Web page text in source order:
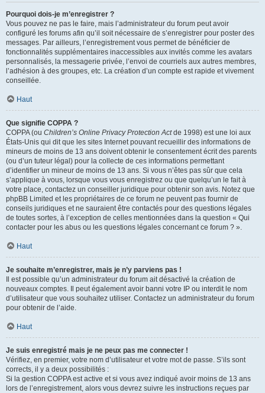
Pourquoi dois-je m’enregistrer ?
Vous pouvez ne pas le faire, mais l’administrateur du forum peut avoir
configuré les forums afin qu’il soit nécessaire de s’enregistrer pour poster des
messages. Par ailleurs, l’enregistrement vous permet de bénéficier de
fonctionnalités supplémentaires inaccessibles aux invités comme les avatars
personnalisés, la messagerie privée, l’envoi de courriels aux autres membres,
l’adhésion à des groupes, etc. La création d’un compte est rapide et vivement
conseillée.
Haut
Que signifie COPPA ?
COPPA (ou Children’s Online Privacy Protection Actde 1998) est une loi aux
États-Unis qui dit que les sites Internet pouvant recueillir des informations de
mineurs de moins de 13 ans doivent obtenir le consentement écrit des parents
(ou d’un tuteur légal) pour la collecte de ces informations permettant
d’identifier un mineur de moins de 13 ans. Si vous n’êtes pas sûr que cela
s’applique à vous, lorsque vous vous enregistrez ou que quelqu’un le fait à
votre place, contactez un conseiller juridique pour obtenir son avis. Notez que
phpBB Limited et les propriétaires de ce forum ne peuvent pas fournir de
conseils juridiques et ne sauraient être contactés pour des questions légales
de toutes sortes, à l’exception de celles mentionnées dans la question « Qui
contacter pour les abus ou les questions légales concernant ce forum ? ».
Haut
Je souhaite m’enregistrer, mais je n’y parviens pas !
Il est possible qu’un administrateur du forum ait désactivé la création de
nouveaux comptes. Il peut également avoir banni votre IP ou interdit le nom
d’utilisateur que vous souhaitez utiliser. Contactez un administrateur du forum
pour obtenir de l’aide.
Haut
Je suis enregistré mais je ne peux pas me connecter !
Vérifiez, en premier, votre nom d’utilisateur et votre mot de passe. S’ils sont
corrects, il y a deux possibilités :
Si la gestion COPPA est active et si vous avez indiqué avoir moins de 13 ans
lors de l’enregistrement, alors vous devrez suivre les instructions reçues par